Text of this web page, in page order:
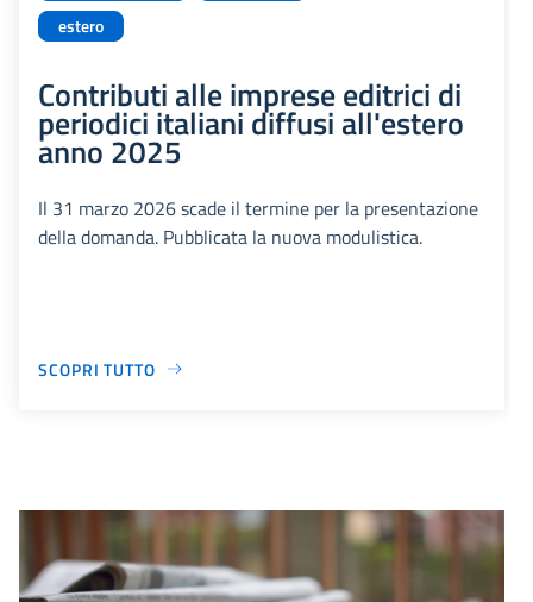
estero
Contributi alle imprese editrici di
periodici italiani diffusi all'estero
anno 2025
Il 31 marzo 2026 scade il termine per la presentazione
della domanda. Pubblicata la nuova modulistica.
SCOPRI TUTTO